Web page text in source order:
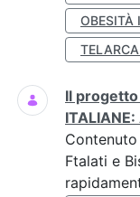
OBESITÀ
Il progetto
ITALIANE:
Contenuto
Ftalati e